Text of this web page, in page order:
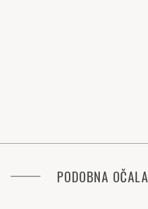
PODOBNA OČALA